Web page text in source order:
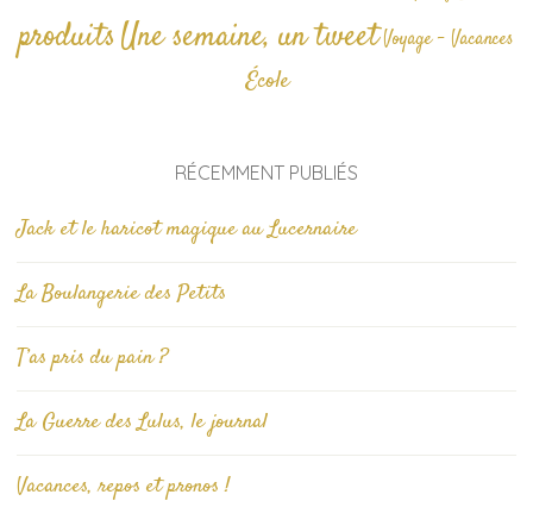
produitsUne semaine, un tweetVoyage - Vacances
École
RÉCEMMENT PUBLIÉS
Jack et le haricot magique au Lucernaire
La Boulangerie des Petits
T’as pris du pain ?
La Guerre des Lulus, le journal
Vacances, repos et pronos !